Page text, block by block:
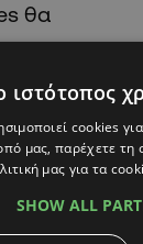
θα
Fox
με το
ιστότοπος
cookies
μας, παρέχετε
μας για τα
SHOW ALL